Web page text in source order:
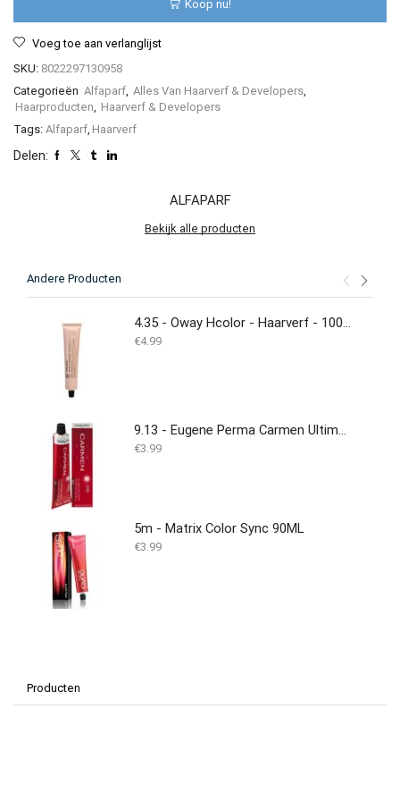
Koop nu!
Voeg toe aan verlanglijst
SKU: 8022297130958
Categorieën Alfaparf Alles Van Haarverf & Developers
Haarproducten
Haarverf & Developers
Tags: Alfaparf Haarverf
Delen:
ALFAPARF
Bekijk alle producten
Andere Producten
4.35 - Oway Hcolor - Haarverf - 100ML
€4.99
9.13 - Eugene Perma Carmen Ultime Permanente Kleuring 60ml
€3.99
5m - Matrix Color Sync 90ML
€3.99
Producten